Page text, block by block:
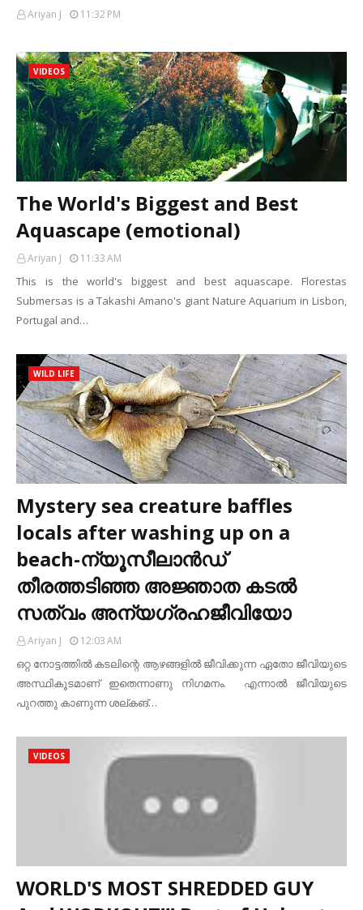
Ariyan J 11:32 PM
VIDEOS
The World's Biggest and Best
Aquascape (emotional)
Ariyan J 11:33 AM
This is the world's biggest and best aquascape. Florestas
Submersas is a Takashi Amano's giant Nature Aquarium in Lisbon,
Portugal and…
WILD LIFE
Mystery sea creature baffles
locals after washing up on a
beach-ന്യൂസീലാന്‍ഡ്
തീരത്തടിഞ്ഞ അജ്ഞാത കടല്‍
സത്വം അന്യഗ്രഹജീവിയോ
Ariyan J 12:03 AM
ഒറ്റ നോട്ടത്തില്‍ കടലിന്റെ ആഴങ്ങളില്‍ ജീവിക്കുന്ന ഏതോ ജീവിയുടെ
അസ്ഥികൂടമാണ് ഇതെന്നാണു നിഗമനം. എന്നാല്‍ ജീവിയുടെ
പുറത്തു കാണുന്ന ശല്കങ്…
VIDEOS
WORLD'S MOST SHREDDED GUY